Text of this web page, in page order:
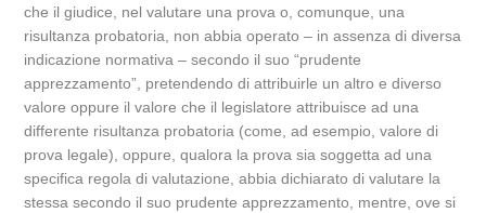
che il giudice, nel valutare una prova o, comunque, una
risultanza probatoria, non abbia operato – in assenza di diversa
indicazione normativa – secondo il suo “prudente
apprezzamento”, pretendendo di attribuirle un altro e diverso
valore oppure il valore che il legislatore attribuisce ad una
differente risultanza probatoria (come, ad esempio, valore di
prova legale), oppure, qualora la prova sia soggetta ad una
specifica regola di valutazione, abbia dichiarato di valutare la
stessa secondo il suo prudente apprezzamento, mentre, ove si